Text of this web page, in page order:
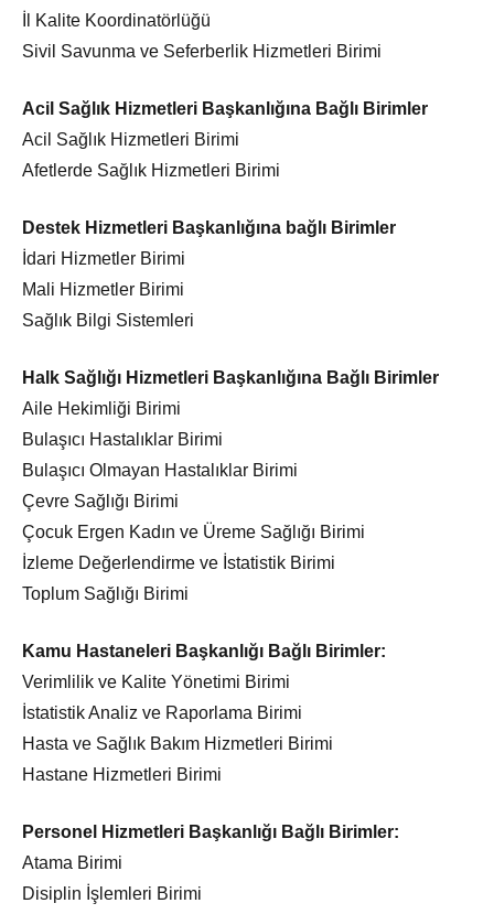
İl Kalite Koordinatörlüğü
Sivil Savunma ve Seferberlik Hizmetleri Birimi
Acil Sağlık Hizmetleri Başkanlığına Bağlı Birimler
Acil Sağlık Hizmetleri Birimi
Afetlerde Sağlık Hizmetleri Birimi
Destek Hizmetleri Başkanlığına bağlı Birimler
İdari Hizmetler Birimi
Mali Hizmetler Birimi
Sağlık Bilgi Sistemleri
Halk Sağlığı Hizmetleri Başkanlığına Bağlı Birimler
Aile Hekimliği Birimi
Bulaşıcı Hastalıklar Birimi
Bulaşıcı Olmayan Hastalıklar Birimi
Çevre Sağlığı Birimi
Çocuk Ergen Kadın ve Üreme Sağlığı Birimi
İzleme Değerlendirme ve İstatistik Birimi
Toplum Sağlığı Birimi
Kamu Hastaneleri Başkanlığı Bağlı Birimler:
Verimlilik ve Kalite Yönetimi Birimi
İstatistik Analiz ve Raporlama Birimi
Hasta ve Sağlık Bakım Hizmetleri Birimi
Hastane Hizmetleri Birimi
Personel Hizmetleri Başkanlığı Bağlı Birimler:
Atama Birimi
Disiplin İşlemleri Birimi